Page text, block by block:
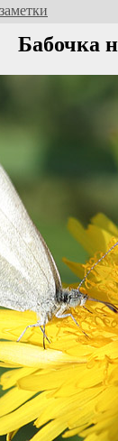
заметки
Бабочка